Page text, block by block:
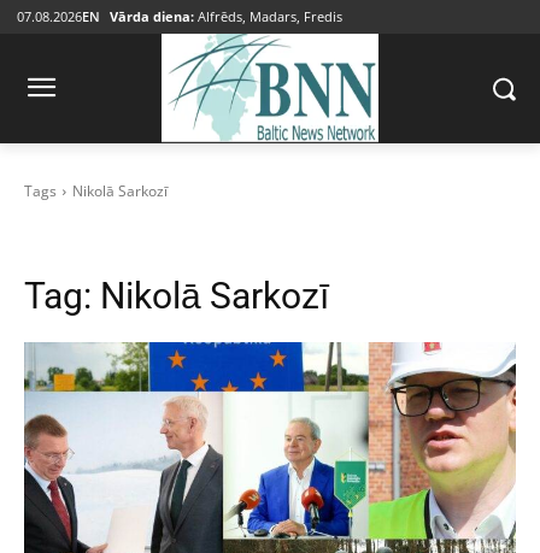
07.08.2026EN Vārda diena: Alfrēds, Madars, Fredis
Tags Nikolā Sarkozī
Tag: Nikolā Sarkozī